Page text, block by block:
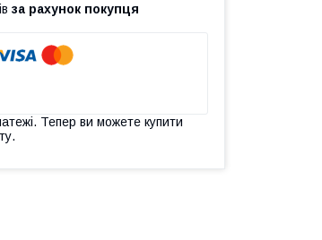
за рахунок покупця
Тепер ви можете купити